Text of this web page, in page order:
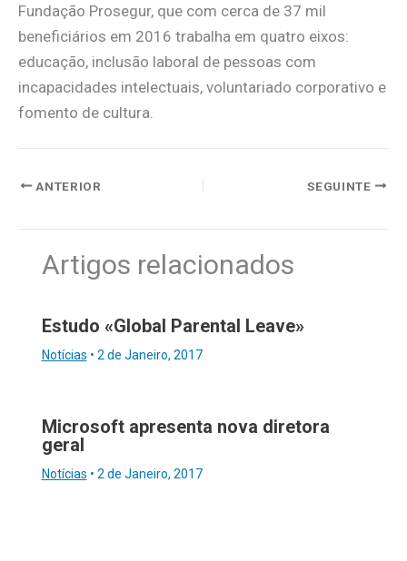
Fundação Prosegur, que com cerca de 37 mil
beneficiários em 2016 trabalha em quatro eixos:
educação, inclusão laboral de pessoas com
incapacidades intelectuais, voluntariado corporativo e
fomento de cultura.
ANTERIOR SEGUINTE
Artigos relacionados
Estudo «Global Parental Leave»
Notícias • 2 de Janeiro, 2017
Microsoft apresenta nova diretora
geral
Notícias • 2 de Janeiro, 2017